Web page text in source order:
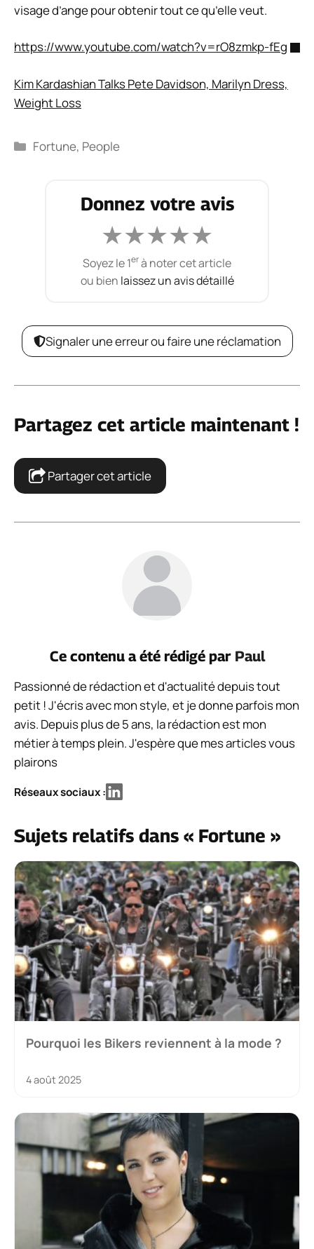
visage d’ange pour obtenir tout ce qu’elle veut.
https://www.youtube.com/watch?v=rO8zmkp-fEg
Kim Kardashian Talks Pete Davidson, Marilyn Dress,
Weight Loss
Fortune, People
Donnez votre avis
★★★★★
Soyez le 1erà noter cet article
ou bien laissez un avis détaillé
Signaler une erreur ou faire une réclamation
Partagez cet article maintenant !
Partager cet article
Ce contenu a été rédigé par Paul
Passionné de rédaction et d'actualité depuis tout
petit ! J'écris avec mon style, et je donne parfois mon
avis. Depuis plus de 5 ans, la rédaction est mon
métier à temps plein. J'espère que mes articles vous
plairons
Réseaux sociaux :
Sujets relatifs dans « Fortune »
Pourquoi les Bikers reviennent à la mode ?
4 août 2025